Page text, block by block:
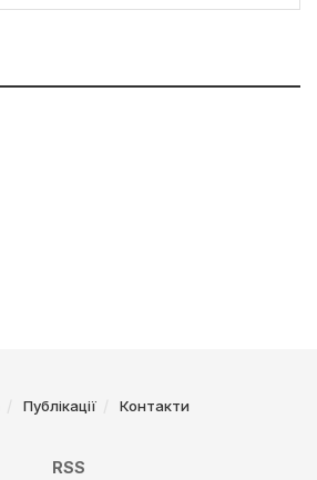
Публікації Контакти
RSS